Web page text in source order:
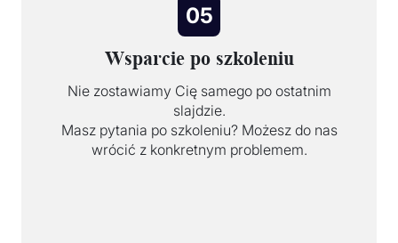
05
Wsparcie po szkoleniu
Nie zostawiamy Cię samego po ostatnim
slajdzie.
Masz pytania po szkoleniu? Możesz do nas
wrócić z konkretnym problemem.